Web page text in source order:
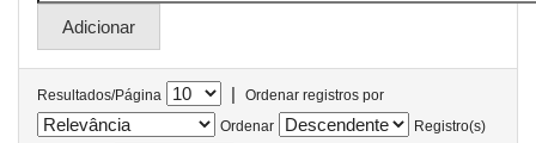
Resultados/Página |
Ordenar registros por
Ordenar
Registro(s)